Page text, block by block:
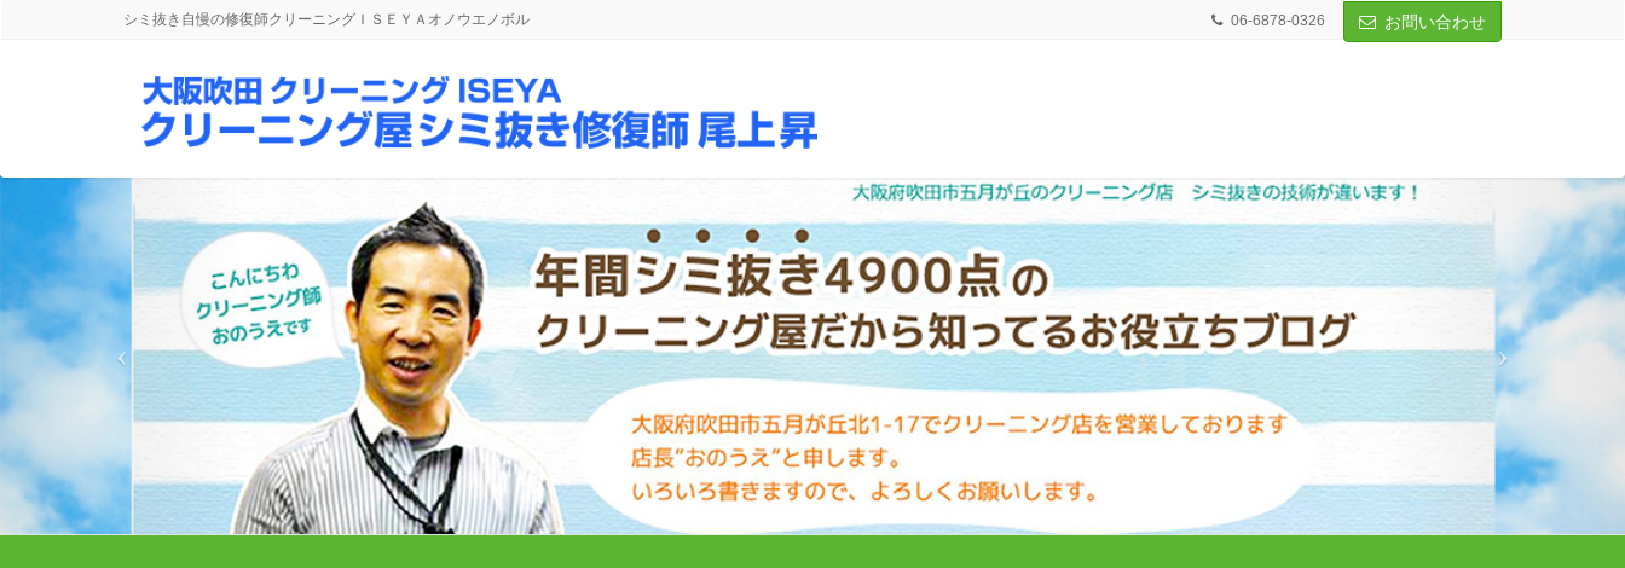
シミ抜き自慢の修復師クリーニングＩＳＥＹＡオノウエノボル 06-6878-0326 お問い合わせ